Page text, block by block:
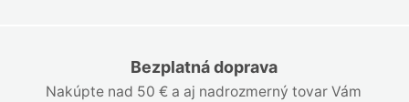
Bezplatná doprava
Nakúpte nad 50 € a aj nadrozmerný tovar Vám